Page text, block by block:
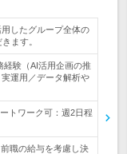
したグループ全体の
ます。
経験（AI活用企画の推
運用／データ解析や
トワーク可：週2日程
職の給与を考慮し決